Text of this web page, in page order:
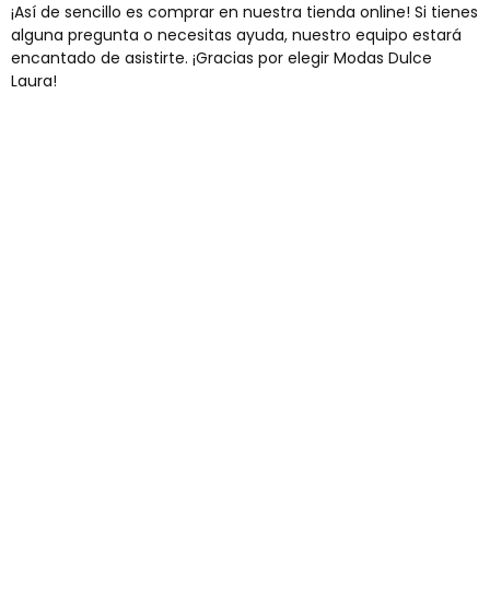
¡Así de sencillo es comprar en nuestra tienda online! Si tienes
alguna pregunta o necesitas ayuda, nuestro equipo estará
encantado de asistirte. ¡Gracias por elegir Modas Dulce
Laura!